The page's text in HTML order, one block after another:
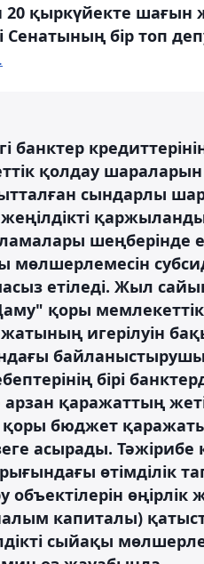
қыркүйекте шағын
бір топ
қолдау шараларын
сындарлы
жеңілдікті
шеңберінде
етіледі. Жыл
қоры
игерілуін
бірі
қаражаттың
бюджет
асырады. Тәжірибе
өтімділік
объектілерін
капиталы)
сыйақы